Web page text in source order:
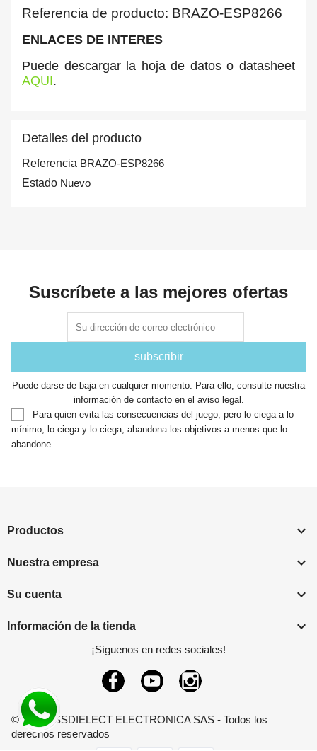
Referencia de producto: BRAZO-ESP8266
ENLACES DE INTERES
Puede descargar la hoja de datos o datasheet
AQUI.
Detalles del producto
Referencia BRAZO-ESP8266
Estado Nuevo
Suscríbete a las mejores ofertas
Puede darse de baja en cualquier momento. Para ello, consulte nuestra
información de contacto en el aviso legal.
Para quien evita las consecuencias del juego, pero lo ciega a lo
mínimo, lo ciega y lo ciega, abandona los objetivos a menos que lo
abandone.
Productos 
Nuestra empresa 
Su cuenta 
Información de la tienda 
¡Síguenos en redes sociales!
FacebookYouTube
© 2026 - SSDIELECT ELECTRONICA SAS - Todos los
derechos reservados